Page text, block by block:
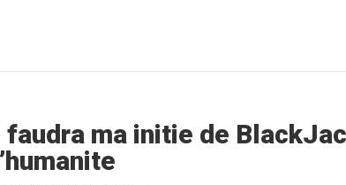
ma initie de